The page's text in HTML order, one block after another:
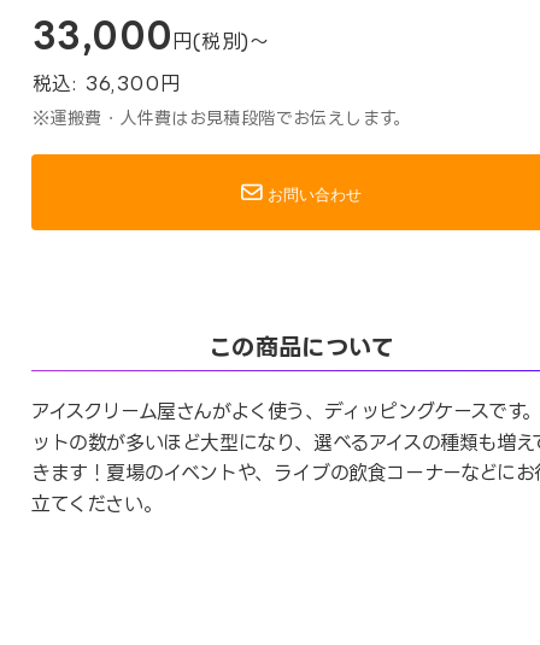
33,000 円(税別)～
税込: 36,300 円
※運搬費・人件費はお見積段階でお伝えします。
お問い合わせ
この商品について
アイスクリーム屋さんがよく使う、ディッピングケースです
ットの数が多いほど大型になり、選べるアイスの種類も増え
きます！夏場のイベントや、ライブの飲食コーナーなどにお
立てください。